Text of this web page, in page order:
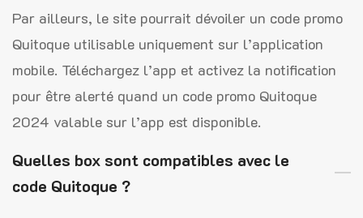
Par ailleurs, le site pourrait dévoiler un code promo
Quitoque utilisable uniquement sur l’application
mobile. Téléchargez l’app et activez la notification
pour être alerté quand un code promo Quitoque
2024 valable sur l’app est disponible.
Quelles box sont compatibles avec le
code Quitoque ?